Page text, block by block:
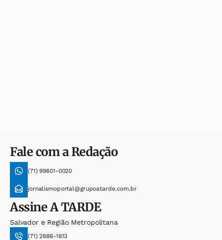
Fale com a Redação
(71) 99601-0020
jornalismoportal@grupoatarde.com.br
AssineA TARDE
Salvador e Região Metropolitana
(71) 2886-1613